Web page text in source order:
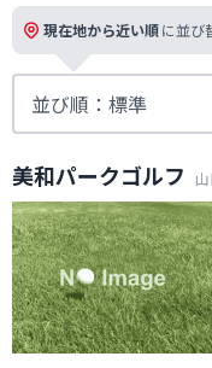
現在地から近い順に並び
美和パークゴルフ